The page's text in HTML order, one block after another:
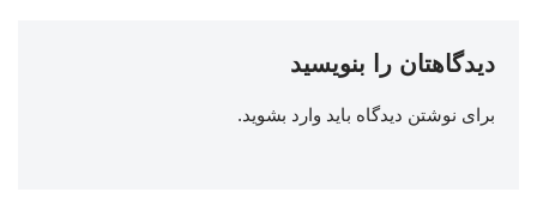
دیدگاهتان را بنویسید
برای نوشتن دیدگاه باید وارد بشوید.